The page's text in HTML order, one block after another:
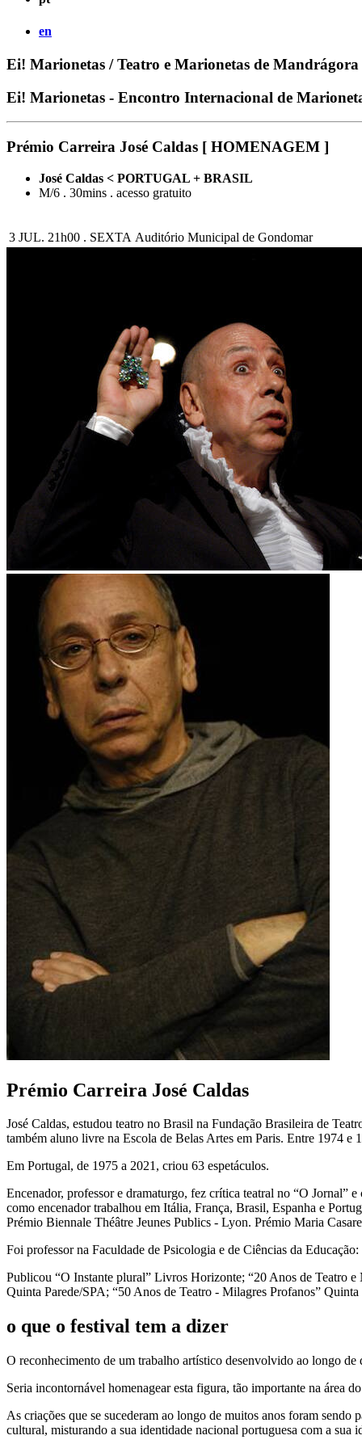
en
Ei! Marionetas / Teatro e Marionetas de Mandrágora
Ei! Marionetas - Encontro Internacional de
Prémio Carreira José Caldas [ HOMENAGEM ]
José Caldas < PORTUGAL + BRASIL
M/6 . 30mins . acesso gratuito
3 JUL. 21h00 . SEXTA Auditório Municipal de Gondomar
Prémio Carreira José Caldas
José Caldas, estudou teatro no Brasil na Fundação Brasileira de
também aluno livre na Escola de Belas Artes em Paris. Entre 1974
Em Portugal, de 1975 a 2021, criou 63 espetáculos.
Encenador, professor e dramaturgo, fez crítica teatral no “O Jornal”
como encenador trabalhou em Itália, França, Brasil, Espanha e
Prémio Biennale Théâtre Jeunes Publics - Lyon. Prémio Maria
Foi professor na Faculdade de Psicologia e de Ciências da
Publicou “O Instante plural” Livros Horizonte; “20 Anos de Teatro
Quinta Parede/SPA; “50 Anos de Teatro - Milagres Profanos” Quinta
o que o festival tem a dizer
O reconhecimento de um trabalho artístico desenvolvido ao longo de
Seria incontornável homenagear esta figura, tão importante na área
As criações que se sucederam ao longo de muitos anos foram
cultural, misturando a sua identidade nacional portuguesa com a sua